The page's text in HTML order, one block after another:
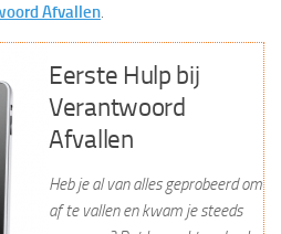
Afvallen.
Eerste Hulp bij
Verantwoord
Afvallen
Heb je al van alles geprobeerd om
af te vallen en kwam je steeds